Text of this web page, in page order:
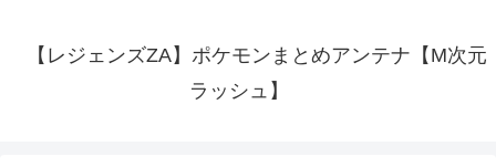
【レジェンズZA】ポケモンまとめアンテナ【M次元
ラッシュ】